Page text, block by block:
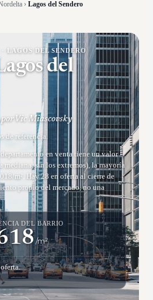
› Lagos del Sendero
LAGOS DEL SENDERO
del
Vic Miascovsky
de referencia.
en venta tiene un valor
mediana, sin los extremos), la mayoría
m². Hay 28 en oferta al cierre de
propio del mercado, no una
DEL BARRIO
/m²